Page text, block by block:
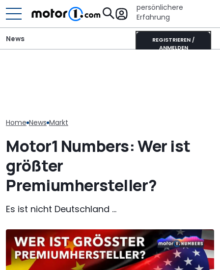
persönlichere
Erfahrung
REGISTRIEREN /
ANMELDEN
News
Home News Markt
Motor1 Numbers: Wer ist
größter
Premiumhersteller?
Es ist nicht Deutschland ...